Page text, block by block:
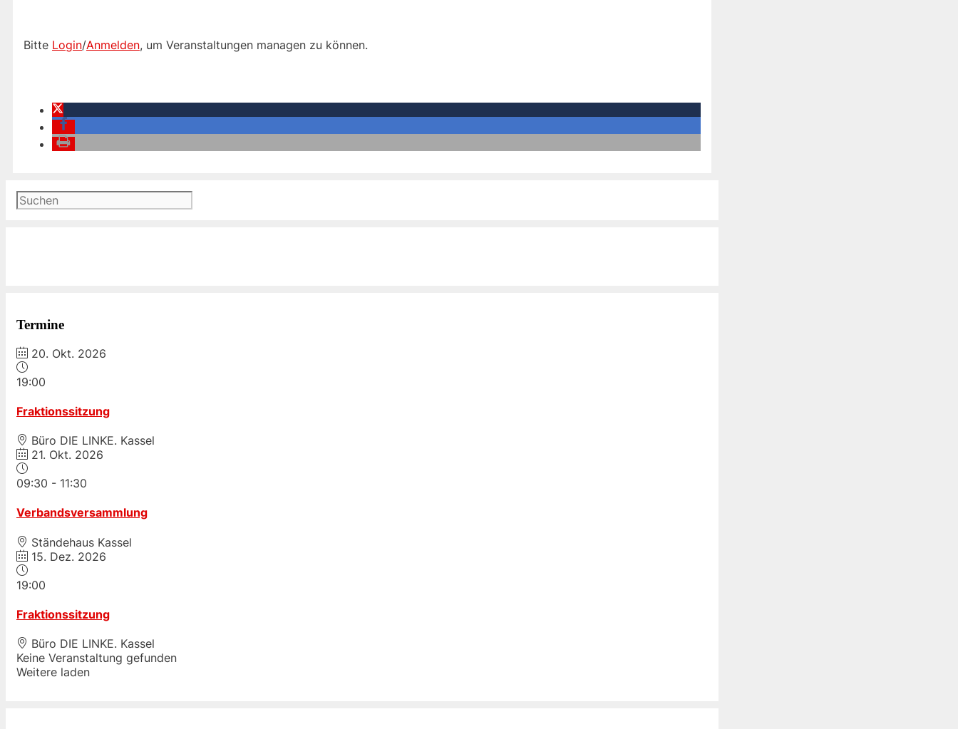
Bitte Login/Anmelden, um Veranstaltungen managen zu können.
Suchen
Termine
20. Okt. 2026
19:00
Fraktionssitzung
Büro DIE LINKE. Kassel
21. Okt. 2026
09:30 - 11:30
Verbandsversammlung
Ständehaus Kassel
15. Dez. 2026
19:00
Fraktionssitzung
Büro DIE LINKE. Kassel
Keine Veranstaltung gefunden
Weitere laden